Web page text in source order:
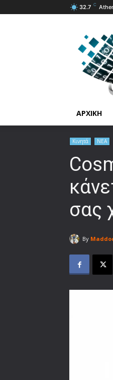
32.7 C
ΑΡΧΙΚΗ
Κινητά ΝΕΑ
σας
By